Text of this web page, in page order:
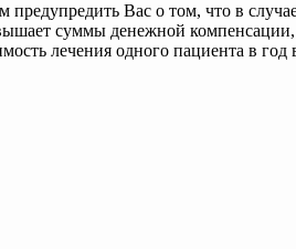
Вас о том, что в
суммы денежной
лечения одного пациента в год в